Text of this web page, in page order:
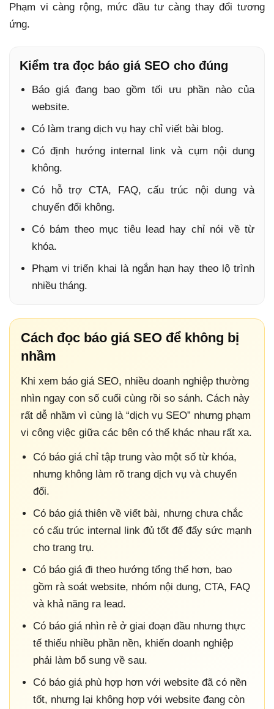
Phạm vi càng rộng, mức đầu tư càng thay đổi tương
ứng.
Kiểm tra đọc báo giá SEO cho đúng
Báo giá đang bao gồm tối ưu phần nào của
website.
Có làm trang dịch vụ hay chỉ viết bài blog.
Có định hướng internal link và cụm nội dung
không.
Có hỗ trợ CTA, FAQ, cấu trúc nội dung và
chuyển đổi không.
Có bám theo mục tiêu lead hay chỉ nói về từ
khóa.
Phạm vi triển khai là ngắn hạn hay theo lộ trình
nhiều tháng.
Cách đọc báo giá SEO để không bị
nhầm
Khi xem báo giá SEO, nhiều doanh nghiệp thường
nhìn ngay con số cuối cùng rồi so sánh. Cách này
rất dễ nhầm vì cùng là “dịch vụ SEO” nhưng phạm
vi công việc giữa các bên có thể khác nhau rất xa.
Có báo giá chỉ tập trung vào một số từ khóa,
nhưng không làm rõ trang dịch vụ và chuyển
đổi.
Có báo giá thiên về viết bài, nhưng chưa chắc
có cấu trúc internal link đủ tốt để đẩy sức mạnh
cho trang trụ.
Có báo giá đi theo hướng tổng thể hơn, bao
gồm rà soát website, nhóm nội dung, CTA, FAQ
và khả năng ra lead.
Có báo giá nhìn rẻ ở giai đoạn đầu nhưng thực
tế thiếu nhiều phần nền, khiến doanh nghiệp
phải làm bổ sung về sau.
Có báo giá phù hợp hơn với website đã có nền
tốt, nhưng lại không hợp với website đang còn